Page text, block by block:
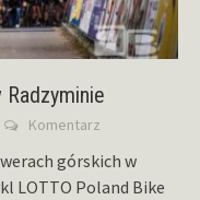
Radzyminie
Komentarz
górskich w
LOTTO Poland Bike